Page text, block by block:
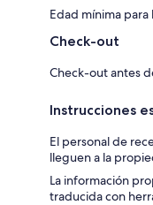
Edad mínima para
Check-out
Check-out antes
Instrucciones
El personal de
lleguen a la
La información
traducida con